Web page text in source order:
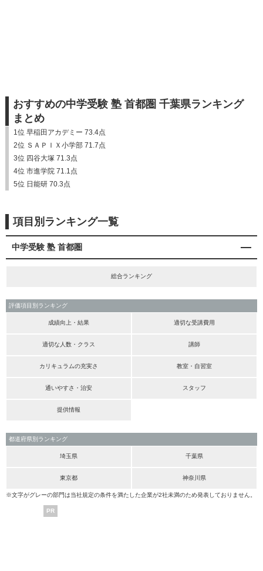
おすすめの中学受験 塾 首都圏 千葉県ランキング
まとめ
1位 早稲田アカデミー 73.4点
2位 ＳＡＰＩＸ小学部 71.7点
3位 四谷大塚 71.3点
4位 市進学院 71.1点
5位 日能研 70.3点
項目別ランキング一覧
中学受験 塾 首都圏
総合ランキング
評価項目別ランキング
成績向上・結果 適切な受講費用
適切な人数・クラス 講師
カリキュラムの充実さ 教室・自習室
通いやすさ・治安 スタッフ
提供情報
都道府県別ランキング
埼玉県 千葉県
東京都 神奈川県
※文字がグレーの部門は当社規定の条件を満たした企業が2社未満のため発表しておりません。
PR